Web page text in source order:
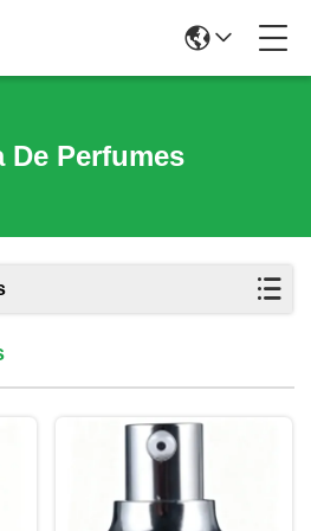
De Perfumes